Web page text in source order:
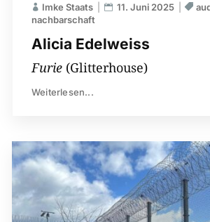
Alicia Edelweiss
Imke Staats 11. Juni 2025
nachbarschaft
Furie (Glitterhouse)
Weiterlesen...